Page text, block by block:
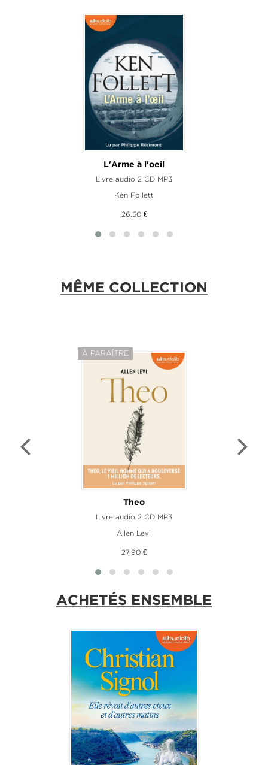
L'Arme à l'oeil
Livre audio 2 CD MP3
Ken Follett
26,50 €
MÊME COLLECTION
À PARAÎTRE
Theo
Livre audio 2 CD MP3
Allen Levi
27,90 €
ACHETÉS ENSEMBLE